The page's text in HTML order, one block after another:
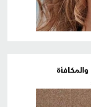
والمكافأة